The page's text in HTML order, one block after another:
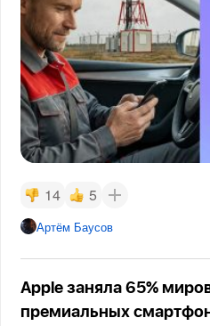
14 5
Артём Баусов
Apple заняла 65%
премиальных